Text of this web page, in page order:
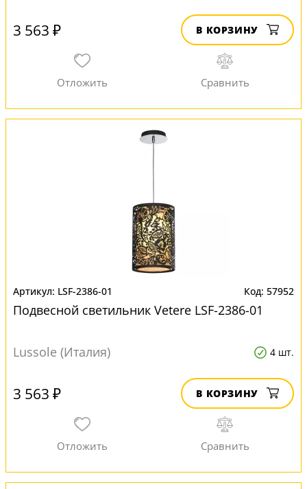
3 563 ₽ В КОРЗИНУ
LSF-2386-01 57952
Подвесной светильник Vetere LSF-2386-01
Lussole (Италия) 4 шт.
3 563 ₽ В КОРЗИНУ